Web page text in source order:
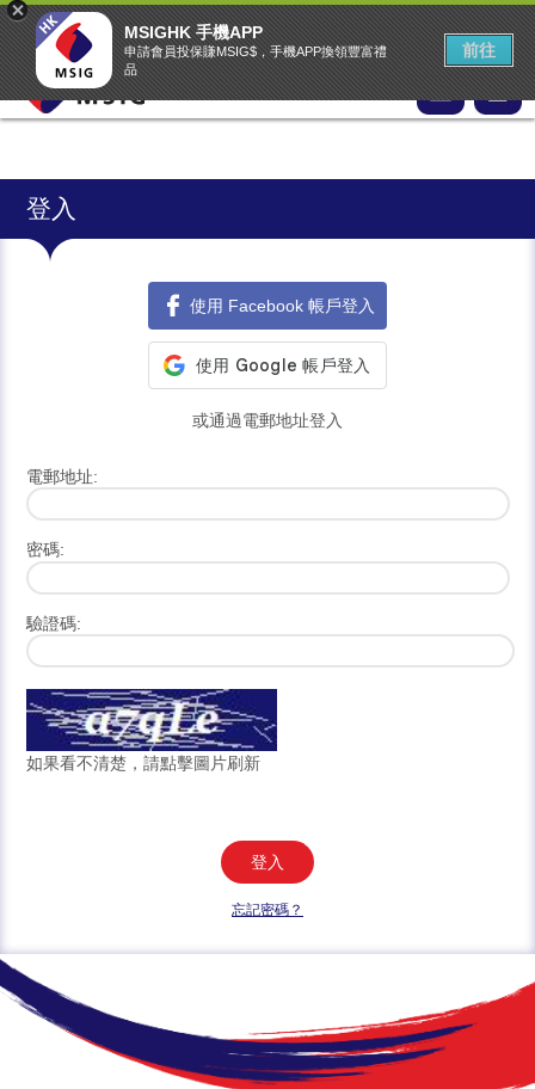
MSIG網上投保網站 MSIG首頁 EASY Claims 中文 ▾
登入
使用 Facebook 帳戶登入
或通過電郵地址登入
電郵地址:
密碼:
驗證碼:
如果看不清楚，請點擊圖片刷新
登入
忘記密碼？
MSIGHK 手機APP
申請會員投保賺MSIG$，手機APP換領豐富禮
品
前往